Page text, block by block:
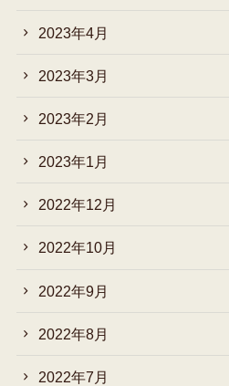
2023年4月
2023年3月
2023年2月
2023年1月
2022年12月
2022年10月
2022年9月
2022年8月
2022年7月